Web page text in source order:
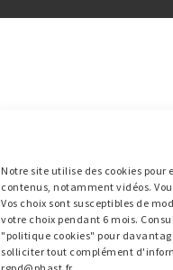
Notre site utilise des cookies pour
contenus, notamment vidéos.
Vos choix sont susceptibles de
votre choix pendant 6 mois.
"politique cookies" pour
solliciter tout complément